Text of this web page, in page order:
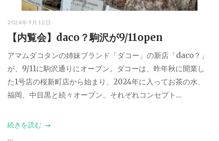
2024年9月12日
【内覧会】daco？駒沢が9/11open
アマムダコタンの姉妹ブランド「ダコー」の新店「daco？」
が、9/11に駒沢通りにオープン。ダコーは、昨年秋に開業し
た1号店の桜新町店から始まり、2024年に入ってお茶の水、
福岡、中目黒と続々オープン。それぞれコンセプト...
続きを読む
...